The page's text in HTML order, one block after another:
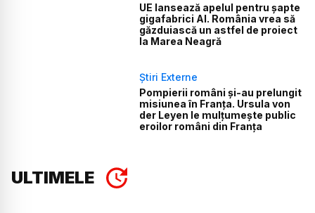
UE lansează apelul pentru șapte
gigafabrici AI. România vrea să
găzduiască un astfel de proiect
la Marea Neagră
Știri Externe
Pompierii români și-au prelungit
misiunea în Franța. Ursula von
der Leyen le mulțumește public
eroilor români din Franța
ULTIMELE